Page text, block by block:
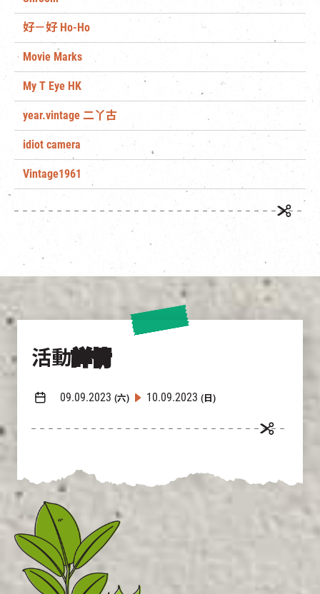
活動詳情
09.09.2023 (六) 10.09.2023 (日)
好－好 Ho-Ho
Movie Marks
My T Eye HK
year.vintage 二丫古
idiot camera
Vintage1961